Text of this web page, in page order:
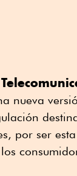
nueva
por ser